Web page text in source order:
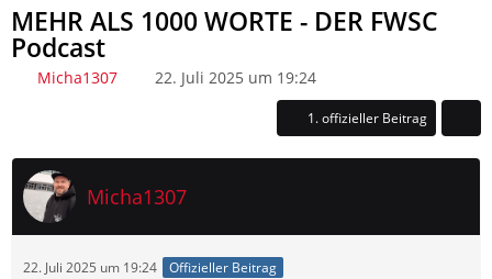
MEHR ALS 1000 WORTE - DER FWSC
Podcast
Micha1307 22. Juli 2025 um 19:24
1. offizieller Beitrag
Micha1307
22. Juli 2025 um 19:24 Offizieller Beitrag